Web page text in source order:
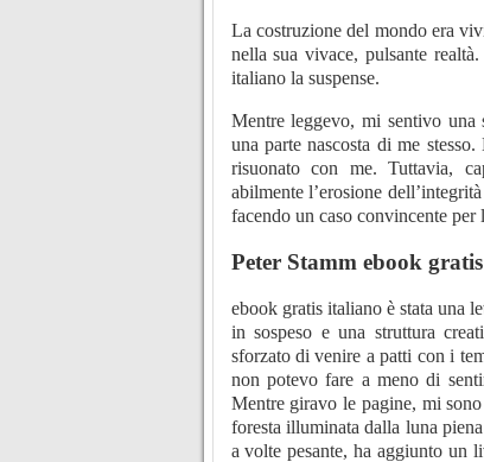
La costruzione del mondo era
nella sua vivace, pulsante
italiano la suspense.
Mentre leggevo, mi sentivo una
una parte nascosta di me
risuonato con me. Tuttavia,
abilmente l’erosione
facendo un caso convincente
Peter Stamm ebook
ebook gratis italiano è stata una
in sospeso e una struttura
sforzato di venire a patti con i
non potevo fare a meno di
Mentre giravo le pagine, mi
foresta illuminata dalla luna
a volte pesante, ha aggiunto un